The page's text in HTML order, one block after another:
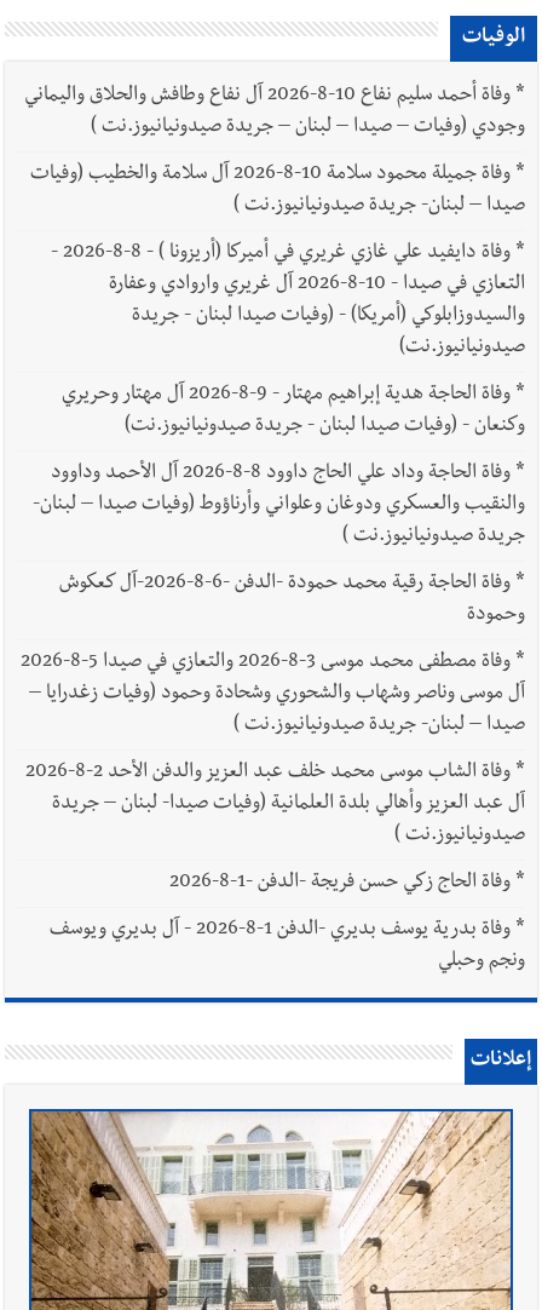
الوفيات
*
وفاة أحمد سليم نفاع 10-8-2026 آل نفاع وطافش والحلاق واليماني
وجودي (وفيات – صيدا – لبنان – جريدة صيدونيانيوز.نت )
*
وفاة جميلة محمود سلامة 10-8-2026 آل سلامة والخطيب (وفيات
صيدا – لبنان- جريدة صيدونيانيوز.نت )
*
وفاة دايفيد علي غازي غريري في أميركا (أريزونا ) - 8-8-2026 -
التعازي في صيدا - 10-8-2026 آل غريري واروادي وعفارة
والسيدوزابلوكي (أمريكا) - (وفيات صيدا لبنان - جريدة
صيدونيانيوز.نت)
*
وفاة الحاجة هدية إبراهيم مهتار - 9-8-2026 آل مهتار وحريري
وكنعان - (وفيات صيدا لبنان - جريدة صيدونيانيوز.نت)
*
وفاة الحاجة وداد علي الحاج داوود 8-8-2026 آل الأحمد وداوود
والنقيب والعسكري ودوغان وعلواني وأرناؤوط (وفيات صيدا – لبنان-
جريدة صيدونيانيوز.نت )
*
وفاة الحاجة رقية محمد حمودة -الدفن -6-8-2026-آل كعكوش
وحمودة
*
وفاة مصطفى محمد موسى 3-8-2026 والتعازي في صيدا 5-8-2026
آل موسى وناصر وشهاب والشحوري وشحادة وحمود (وفيات زغدرايا –
صيدا – لبنان- جريدة صيدونيانيوز.نت )
*
وفاة الشاب موسى محمد خلف عبد العزيز والدفن الأحد 2-8-2026
آل عبد العزيز وأهالي بلدة العلمانية (وفيات صيدا- لبنان – جريدة
صيدونيانيوز.نت )
*وفاة الحاج زكي حسن فريجة -الدفن -1-8-2026
*
وفاة بدرية يوسف بديري -الدفن 1-8-2026 - آل بديري ويوسف
ونجم وحبلي
إعلانات